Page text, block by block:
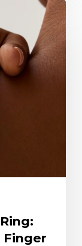
Finger